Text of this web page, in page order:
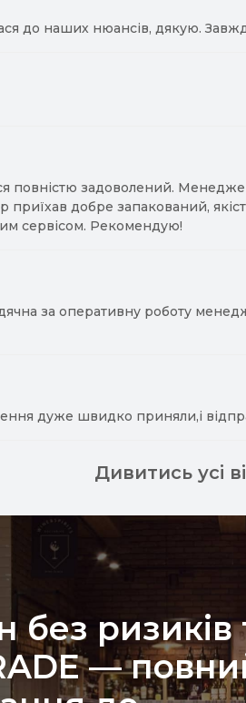
до наших нюансів, дякую.
повністю задоволений.
приїхав добре запакований,
сервісом. Рекомендую!
за оперативну роботу
дуже швидко приняли,і
Дивитись усі
без ризиків
—